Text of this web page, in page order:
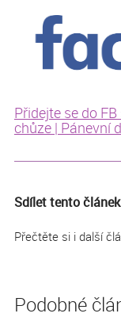
Přidejte se do
chůze | Pánevní
Sdílet tento článek
Přečtěte si i další
Podobné